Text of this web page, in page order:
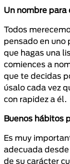
Un nombre para
Todos
pensado en uno
que hagas una
comiences a
que te decidas
úsalo cada vez
con rapidez a él.
Buenos hábitos
Es muy
adecuada
de su carácter